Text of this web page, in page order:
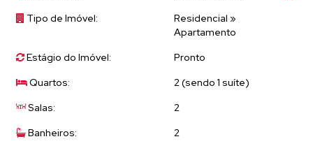
para confraternizações e momentos especiais. O diferencial deste
condomínio é, sem dúvida, a vista deslumbrante que se estende por
todo o complexo. Imagine poder desfrutar de uma paisagem incrível
comuns do condomínio. É uma verdadeira experiência sensorial que
eleva o conceito de morar bem. Não perca a oportunidade de fazer
uma visita com um de nossos profissionais de corretagem.
Tipo de Imóvel:
Residencial »
Apartamento
Estágio do Imóvel:
Pronto
Quartos:
2 (sendo 1 suíte)
Salas:
2
Banheiros:
2